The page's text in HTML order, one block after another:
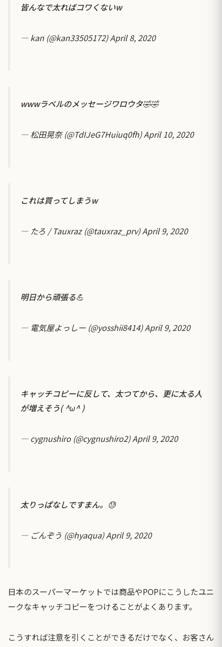
皆んなで太ればコワくないw
— kan (@kan33505172)April 8, 2020
wwwラベルのメッセージワロウタ🤣🤣
— 松田晃奈 (@TdIJeG7Huiuq0fh)April 10, 2020
これは買ってしまうw
— たろ / Tauxraz (@tauxraz_prv)April 9, 2020
明日から頑張る💪
— 電気屋よっしー (@yosshii8414)April 9, 2020
キャッチコピーに反して、太つてから、更に太る人
が増えそう( ^ω^ )
— cygnushiro (@cygnushiro2)April 9, 2020
太りっぱなしですまん。😓
— ごんぞう (@hyaqua)April 9, 2020
日本のスーパーマーケットでは商品やPOPにこうしたユニ
ークなキャッチコピーをつけることがよくあります。
こうすれば注意を引くことができるだけでなく、お客さん